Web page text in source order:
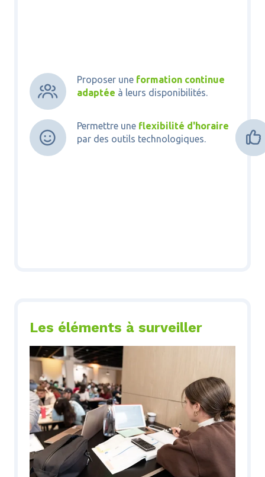

Proposer une formation continue
adaptée à leurs disponibilités.

Permettre une flexibilité d'horaire
par des outils technologiques.


Les éléments à surveiller